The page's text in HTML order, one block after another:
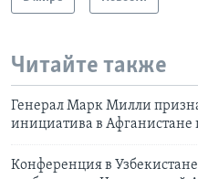
Читайте также
Генерал Марк Милли
инициатива в Афганистане
Конференция в